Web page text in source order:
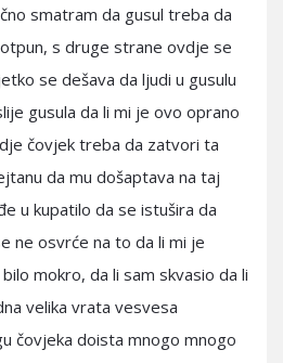
smatram da gusul treba da
s druge strane ovdje se
se dešava da ljudi u gusulu
gusula da li mi je ovo oprano
čovjek treba da zatvori ta
da mu došaptava na taj
u kupatilo da se istušira da
ne osvrće na to da li mi je
mokro, da li sam skvasio da li
velika vrata vesvesa
čovjeka doista mnogo mnogo